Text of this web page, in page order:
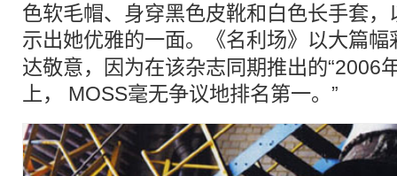
色软毛帽、身穿黑色皮靴和白色长手套
示出她优雅的一面。《名利场》以大篇幅
达敬意，因为在该杂志同期推出的“2006
上， MOSS毫无争议地排名第一。”